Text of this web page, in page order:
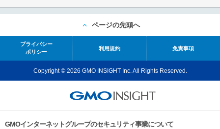
ページの先頭へ
プライバシー
ポリシー
利用規約 免責事項
Copyright © 2026 GMO INSIGHT Inc. All Rights Reserved.
GMOインターネットグループのセキュリティ事業について